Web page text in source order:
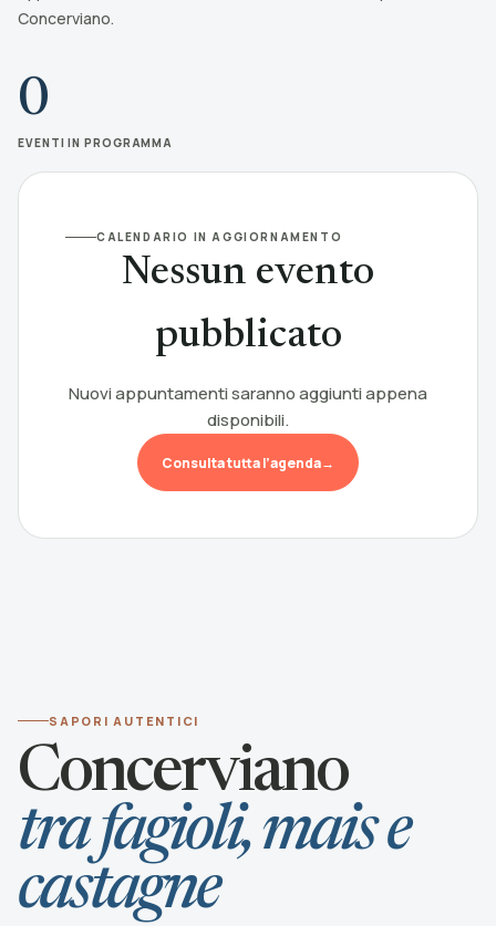
Concerviano.
0
EVENTI IN PROGRAMMA
CALENDARIO IN AGGIORNAMENTO
Nessun evento
pubblicato
Nuovi appuntamenti saranno aggiunti appena
disponibili.
Consulta tutta l’agenda→
SAPORI AUTENTICI
Concerviano
tra fagioli, mais e
castagne